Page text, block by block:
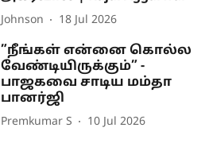
Johnson 18 Jul 2026
”நீங்கள் என்னை கொல்ல
வேண்டியிருக்கும்” -
பாஜகவை சாடிய மம்தா
பானர்ஜி
Premkumar S 10 Jul 2026